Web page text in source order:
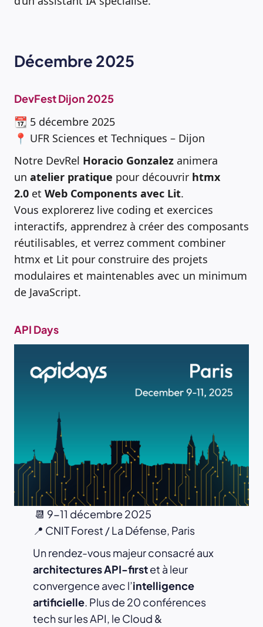
Décembre 2025
DevFest Dijon 2025
📆 5 décembre 2025
📍 UFR Sciences et Techniques – Dijon
Notre DevRel Horacio Gonzalez animera
un atelier pratique pour découvrir htmx
2.0 et Web Components avec Lit.
Vous explorerez live coding et exercices
interactifs, apprendrez à créer des composants
réutilisables, et verrez comment combiner
htmx et Lit pour construire des projets
modulaires et maintenables avec un minimum
de JavaScript.
API Days
📆 9-11 décembre 2025
📍 CNIT Forest / La Défense, Paris
Un rendez-vous majeur consacré aux
architectures API-firstet à leur
convergence avec l’intelligence
artificielle. Plus de 20 conférences
tech sur les API, le Cloud &